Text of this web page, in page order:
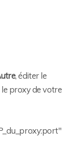
, éditer le
proxy de votre